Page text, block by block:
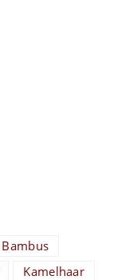
Bambus
Kamelhaar